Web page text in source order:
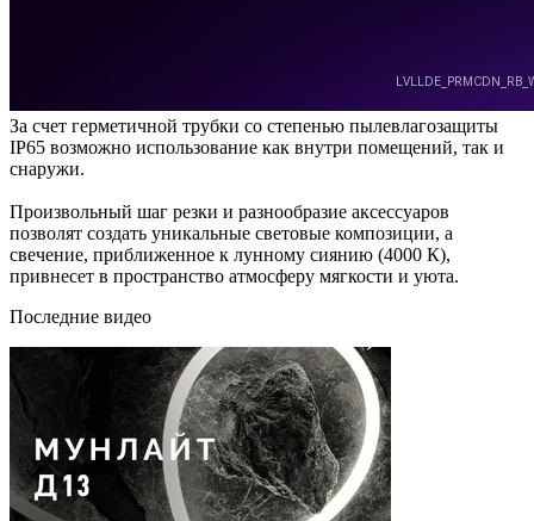
За счет герметичной трубки со степенью пылевлагозащиты
IP65 возможно использование как внутри помещений, так и
снаружи.
Произвольный шаг резки и разнообразие аксессуаров
позволят создать уникальные световые композиции, а
свечение, приближенное к лунному сиянию (4000 К),
привнесет в пространство атмосферу мягкости и уюта.
Последние видео